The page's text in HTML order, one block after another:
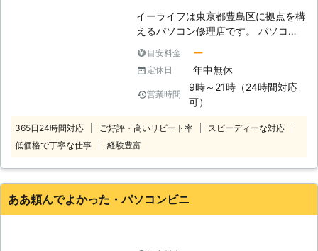
ラブルがなくても「最近パソコンが重
たい」というとき、お使いのパソコン
す！ メモリの増設やSSD化など、パ
ソコンの状態に合わせて、カスタマイ
ズ。「作業がサクサク進められな
い！」というお悩みを持つ方も、お気
所を選ぶだけでも故障の確率は大きく
減少します。もう1つは信頼の出来な
いウェブサイトやソフトを入れないこ
と。これによりウイルスに感染してト
ラブルが起きないようにすることが出
来ます。
2016年12月15日イーライフは東京都豊島区に拠点を構
えるパソコン修理店です。 パソコン
ますので、パソコン修理をお考えの際
は当店までご相談ください。 ●パソ
コンの不具合を解消！当店にお任せく
ださい 当店ではパソコン整備士の資
格保持者が対応します。 経験実績と
もに豊富な専門家がPCの設置から接
続・設定・動作確認をはじめ、修理や
応可能サービス】 ・故障診断 ・ディ
目安料金 ー
定休日 年中無休
営業時間
9時～21時（24時間対応
可）
365日24時間対応 ご好評・高いリピート率
スピーディーな対応
低価格で丁寧な仕事
経験豊富
ああ頼んでよかった・パソコンビニ